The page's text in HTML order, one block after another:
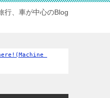
行、車が中心のBlog